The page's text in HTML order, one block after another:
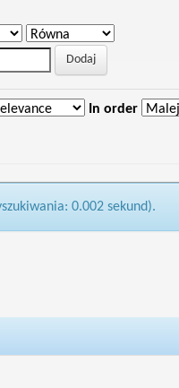
In order
0.002 sekund).